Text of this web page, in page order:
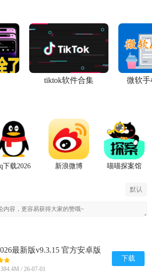
tiktok软件合集 微软手
下载2026
新浪微博
喵喵探案馆
默认
最新版v9.3.15 官方安卓版
/ 26-07-01
下载